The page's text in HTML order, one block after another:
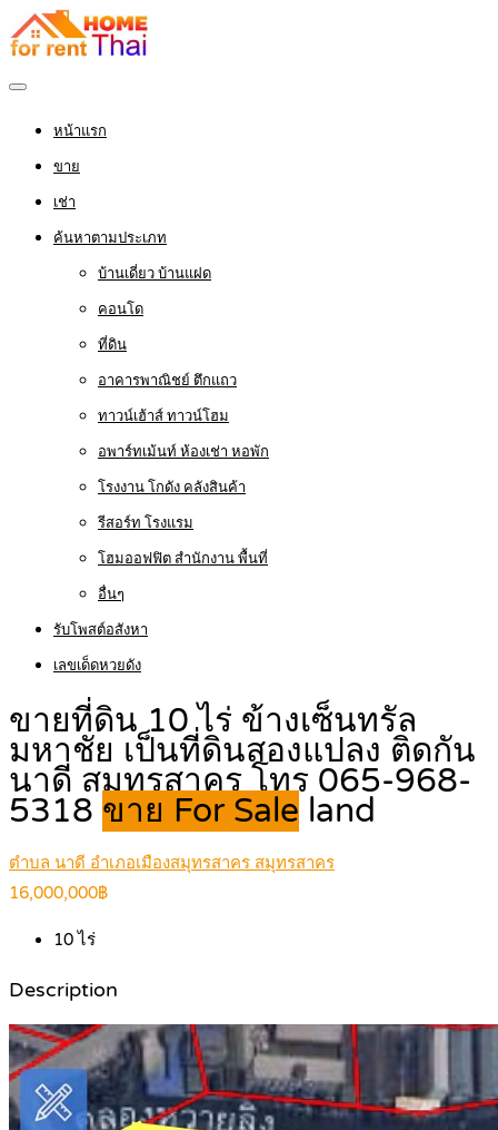
หน้าแรก
ขาย
เช่า
ค้นหาตามประเภท
บ้านเดี่ยว บ้านแฝด
คอนโด
ที่ดิน
อาคารพาณิชย์ ตึกแถว
ทาวน์เฮ้าส์ ทาวน์โฮม
อพาร์ทเม้นท์ ห้องเช่า หอพัก
โรงงาน โกดัง คลังสินค้า
รีสอร์ท โรงแรม
โฮมออฟฟิต สำนักงาน พื้นที่
อื่นๆ
รับโพสต์อสังหา
เลขเด็ดหวยดัง
ขายที่ดิน 10 ไร่ ข้างเซ็นทรัล
มหาชัย เป็นที่ดินสองแปลง ติดกัน
นาดี สมุทรสาคร โทร 065-968-
5318 ขาย For Sale land
ตำบล นาดี อำเภอเมืองสมุทรสาคร สมุทรสาคร
16,000,000฿
10ไร่
Description